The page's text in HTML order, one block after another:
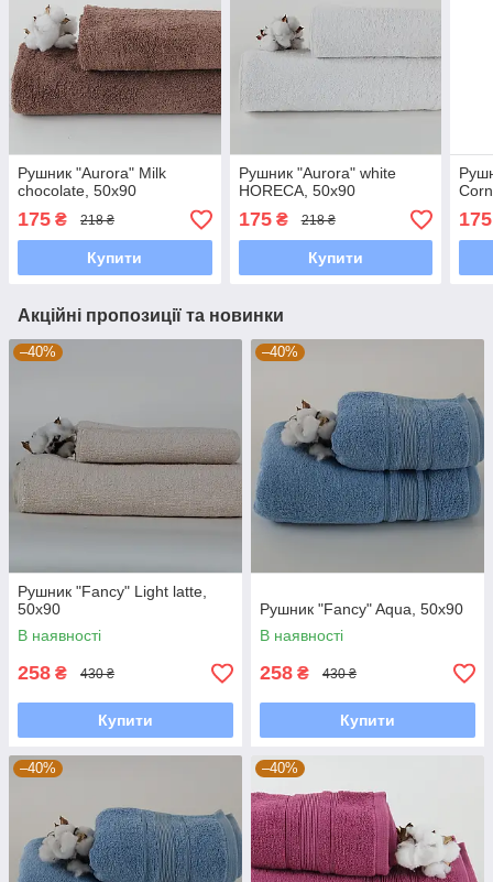
Рушник "Aurora" Milk
chocolate, 50x90
175 ₴ 218 ₴
Купити
Рушник "Aurora" white
HORECA, 50x90
175₴ 218 ₴
Купити
175
Акційні пропозиції та новинки
–40%
Рушник "Fancy" Light latte,
50x90
В наявності
258 ₴ 430 ₴
Купити
–40%
Рушник "Fancy" Aqua, 50x90
В наявності
258 ₴ 430 ₴
Купити
–40% –40%